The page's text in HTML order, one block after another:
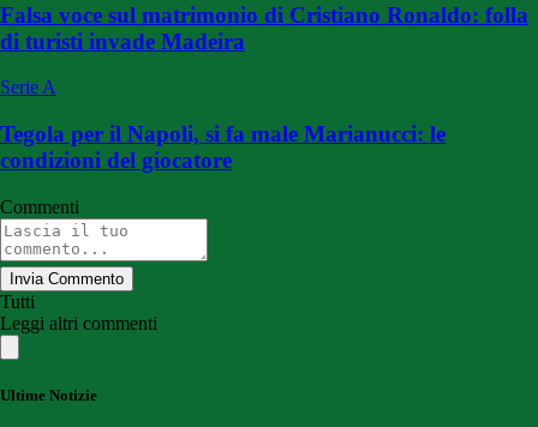
Falsa voce sul matrimonio di Cristiano Ronaldo: folla
di turisti invade Madeira
Serie A
Tegola per il Napoli, si fa male Marianucci: le
condizioni del giocatore
Commenti
Invia Commento
Tutti
Leggi altri commenti
Ultime Notizie